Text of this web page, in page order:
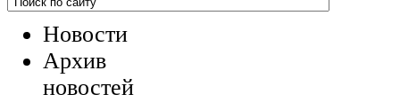
Новости
Архив
новостей